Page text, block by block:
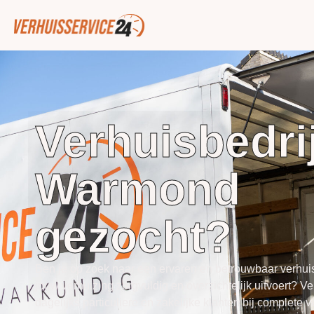
Warmond
gezocht?
Ben je op zoek naar een ervaren en betrouwbaar
jouw verhuizing zorgvuldig en overzichtelijk uitvoert?
dagelijks particuliere en zakelijke klanten bij complete